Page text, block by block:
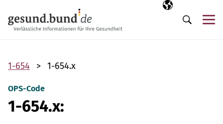
Выбранный
RU
Поиск
1-654 1-654.x
OPS-Code
1-654.x: